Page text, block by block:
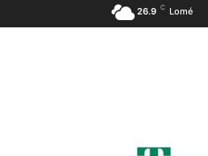
26.9 C Lomé